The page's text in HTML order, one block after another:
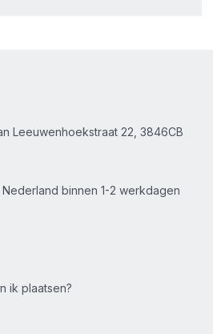
Leeuwenhoekstraat 22, 3846CB
binnen 1-2 werkdagen
ik plaatsen?